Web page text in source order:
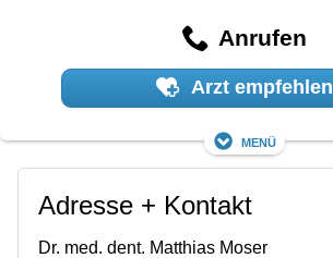
Anrufen
Arzt empfehlen
Menü
Adresse + Kontakt
Dr. med. dent. Matthias Moser